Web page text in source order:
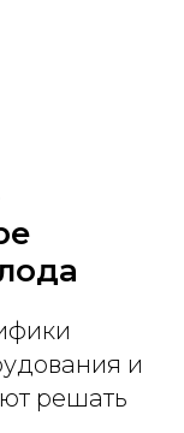
и
решать